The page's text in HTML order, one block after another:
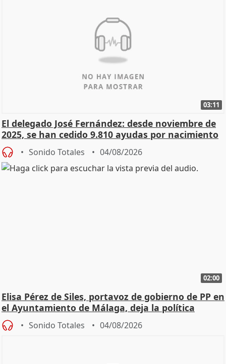
03:11
El delegado José Fernández: desde noviembre de
2025, se han cedido 9.810 ayudas por nacimiento
Sonido Totales 04/08/2026
02:00
Elisa Pérez de Siles, portavoz de gobierno de PP en
el Ayuntamiento de Málaga, deja la política
Sonido Totales 04/08/2026